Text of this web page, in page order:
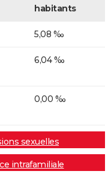
habitants
5,08 ‰
6,04 ‰
0,00 ‰
sexuelles
intrafamiliale